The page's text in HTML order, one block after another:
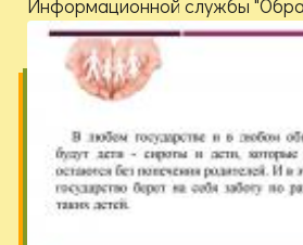
Информационной службы